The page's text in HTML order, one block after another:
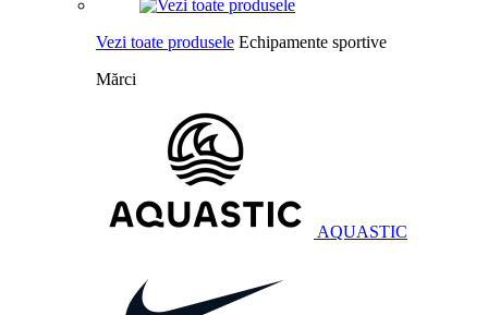
Vezi toate produsele Echipamente sportive
Mărci
AQUASTIC